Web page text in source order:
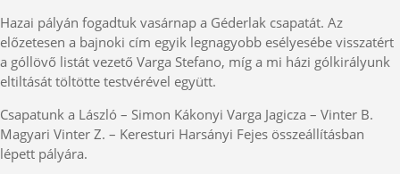
Hazai pályán fogadtuk vasárnap a Géderlak csapatát. Az
előzetesen a bajnoki cím egyik legnagyobb esélyesébe visszatért
a góllövő listát vezető Varga Stefano, míg a mi házi gólkirályunk
eltiltását töltötte testvérével együtt.
Csapatunk a László – Simon Kákonyi Varga Jagicza – Vinter B.
Magyari Vinter Z. – Keresturi Harsányi Fejes összeállításban
lépett pályára.